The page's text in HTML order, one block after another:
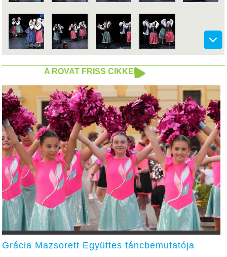
A ROVAT FRISS CIKKEI
Grácia Mazsorett Együttes táncbemutatója